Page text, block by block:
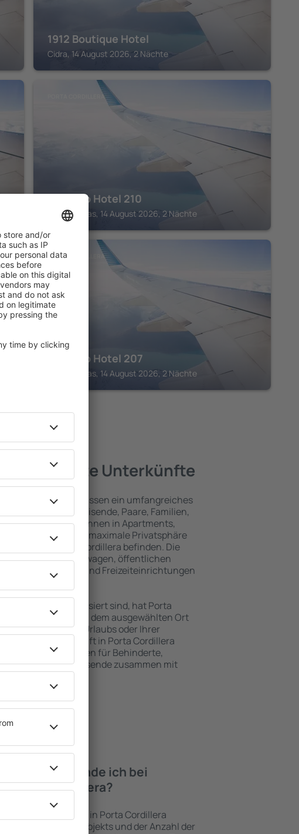
1912 Boutique Hotel
Cidra, 14 August 2026, 2 Nächte
PORTA CORDILLERA
Aibonito Hotel 210
Barranquitas, 14 August 2026, 2 Nächte
PORTA CORDILLERA
Aibonito Hotel 207
Barranquitas, 14 August 2026, 2 Nächte
– beste Unterkünfte
Cordillera umfassen ein umfangreiches
Objekten für Alleinreisende, Paare, Familien,
Die Besucher können in Apartments,
übernachten, die maximale Privatsphäre
von Porta Cordillera befinden. Die
die Nähe zu Mietwagen, öffentlichen
Service- und Freizeiteinrichtungen
guten Erholung.
interessiert sind, hat Porta
Angebot für Sie. An dem ausgewählten Ort
Sie während Ihres Urlaubs oder Ihrer
Die Unterkunft in Porta Cordillera
mit Einrichtungen für Behinderte,
sowie für Reisende zusammen mit
finde ich bei
Porta Cordillera?
bei Unterkünften in Porta Cordillera
des ausgewählten Objekts und der Anzahl der